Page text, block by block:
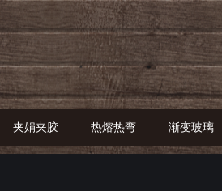
夹娟夹胶 热熔热弯 渐变玻璃